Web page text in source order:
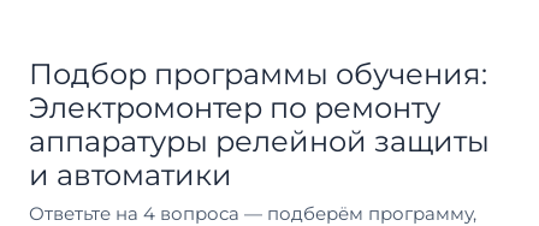
Подбор программы обучения:
Электромонтер по ремонту
аппаратуры релейной защиты
и автоматики
Ответьте на 4 вопроса — подберём программу,